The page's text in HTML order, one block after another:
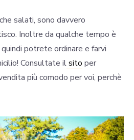
salati, sono davvero
Inoltre da qualche tempo è
potrete ordinare e farvi
Consultate ilsito per
più comodo per voi, perchè